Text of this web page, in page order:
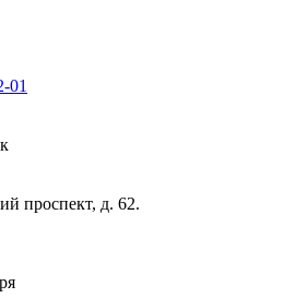
01
проспект, д. 62.